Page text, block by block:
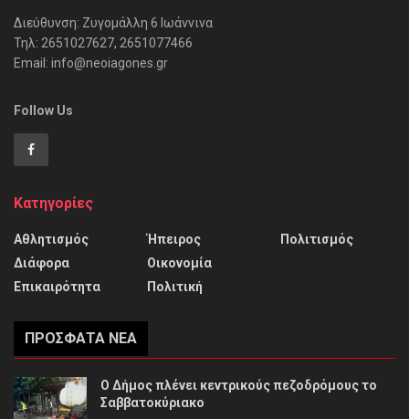
Διεύθυνση: Ζυγομάλλη 6 Ιωάννινα
Τηλ: 2651027627, 2651077466
Email: info@neoiagones.gr
Follow Us
Κατηγορίες
Αθλητισμός
Διάφορα
Επικαιρότητα
Ήπειρος
Οικονομία
Πολιτική
Πολιτισμός
ΠΡΌΣΦΑΤΑ ΝΈΑ
Ο Δήμος πλένει κεντρικούς πεζοδρόμους το
Σαββατοκύριακο